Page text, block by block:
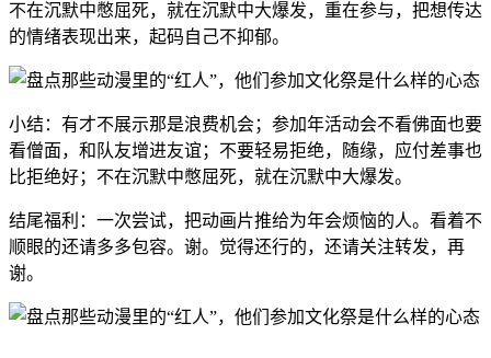
不在沉默中憋屈死，就在沉默中大爆发，重在参与，把想传达
的情绪表现出来，起码自己不抑郁。
小结：有才不展示那是浪费机会；参加年活动会不看佛面也要
看僧面，和队友增进友谊；不要轻易拒绝，随缘，应付差事也
比拒绝好；不在沉默中憋屈死，就在沉默中大爆发。
结尾福利：一次尝试，把动画片推给为年会烦恼的人。看着不
顺眼的还请多多包容。谢。觉得还行的，还请关注转发，再
谢。